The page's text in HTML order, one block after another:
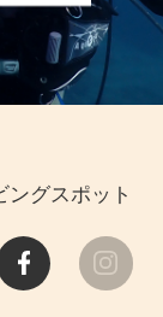
グスポット